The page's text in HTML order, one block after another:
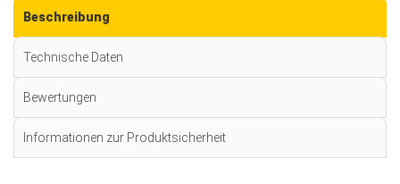
Beschreibung
Technische Daten
Bewertungen
Informationen zur Produktsicherheit